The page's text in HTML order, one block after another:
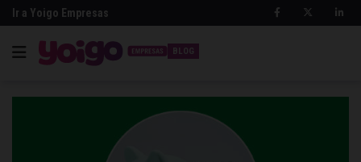
Ir a Yoigo Empresas
BLOG